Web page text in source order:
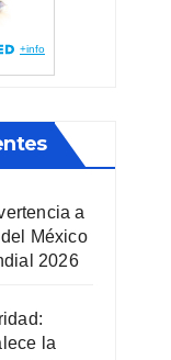
a
México
2026
la